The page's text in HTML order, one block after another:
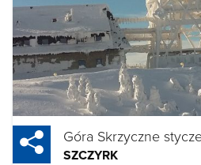
Góra Skrzyczne
SZCZYRK